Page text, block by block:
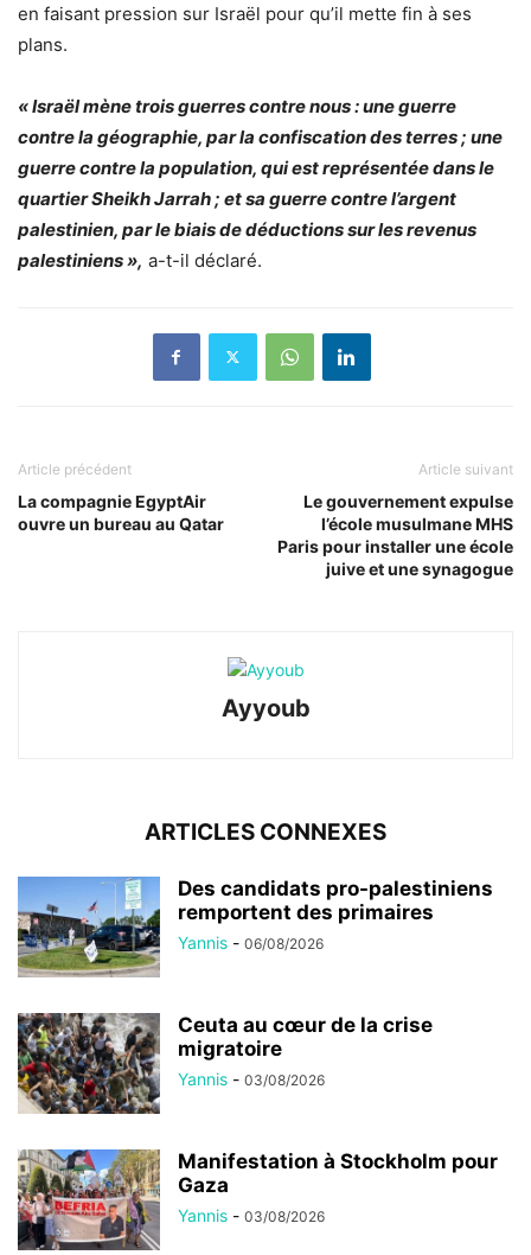
en faisant pression sur Israël pour qu’il mette fin à ses
plans.
« Israël mène trois guerres contre nous : une guerre
contre la géographie, par la confiscation des terres ; une
guerre contre la population, qui est représentée dans le
quartier Sheikh Jarrah ; et sa guerre contre l’argent
palestinien, par le biais de déductions sur les revenus
palestiniens », a-t-il déclaré.
Article précédent
La compagnie EgyptAir
ouvre un bureau au Qatar
Article suivant
Le gouvernement expulse
l’école musulmane MHS
Paris pour installer une école
juive et une synagogue
Ayyoub
ARTICLES CONNEXES
Des candidats pro-palestiniens
remportent des primaires
Yannis - 06/08/2026
Ceuta au cœur de la crise
migratoire
Yannis - 03/08/2026
Manifestation à Stockholm pour
Gaza
Yannis - 03/08/2026